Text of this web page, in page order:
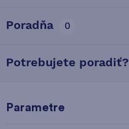
Poradňa 0
Potrebujete poradiť?
Parametre